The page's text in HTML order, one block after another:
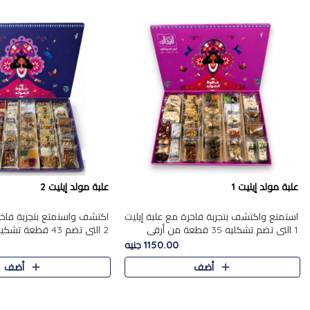
علبة مولد إيليت 1
استمتع واكتشف بتجربة فاخرة مع علبة إيليت
1 التي تضم تشكليه 35 قطعة من أرقى
حلويات المولد المصري الأصيلة ,معروضة
بشكل جميل في علبة أنيقة ، في..
1150.00 جنيه
أضف
علبة مولد إيليت 2
اكتشف واستمتع بتجربة
2 التي تضم 43
حلويات المولد الشرقية
,معروضة بشكل جميل في
أضف